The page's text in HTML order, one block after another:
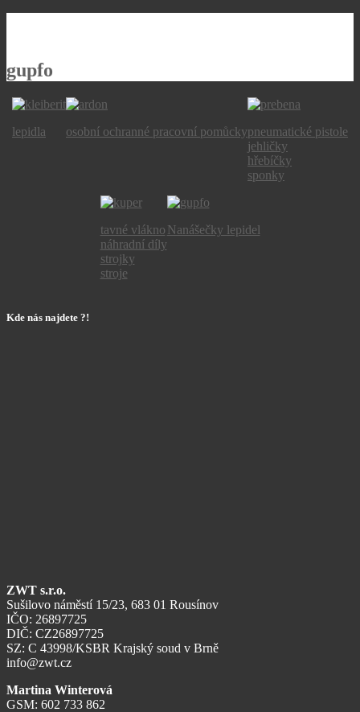
gupfo
lepidla osobní ochranné pracovní pomůckypneumatické pistole
jehličky
hřebíčky
sponky
tavné vlákno
náhradní díly
strojky
stroje
Nanášečky lepidel
Kde nás najdete ?!
ZWT s.r.o.
Sušilovo náměstí 15/23, 683 01 Rousínov
IČO: 26897725
DIČ: CZ26897725
SZ: C 43998/KSBR Krajský soud v Brně
info@zwt.cz
Martina Winterová
GSM: 602 733 862